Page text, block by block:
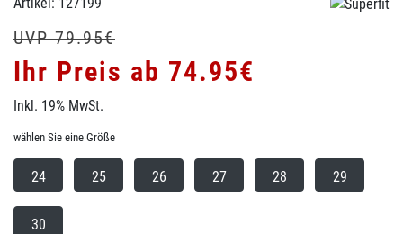
UVP 79.95€
Ihr Preis ab 74.95€
Inkl. 19% MwSt.
wählen Sie eine Größe
24 25 26 27 28 29
30